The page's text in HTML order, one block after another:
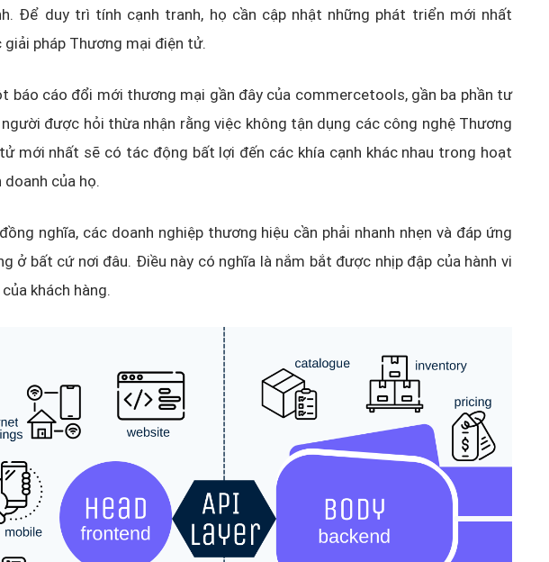
Để duy trì tính cạnh tranh, họ cần cập nhật những phát triển mới nhất
pháp Thương mại điện tử.
báo cáo đổi mới thương mại gần đây của commercetools, gần ba phần tư
được hỏi thừa nhận rằng việc không tận dụng các công nghệ Thương
mới nhất sẽ có tác động bất lợi đến các khía cạnh khác nhau trong hoạt
doanh của họ.
nghĩa, các doanh nghiệp thương hiệu cần phải nhanh nhẹn và đáp ứng
ở bất cứ nơi đâu. Điều này có nghĩa là nắm bắt được nhịp đập của hành vi
khách hàng.